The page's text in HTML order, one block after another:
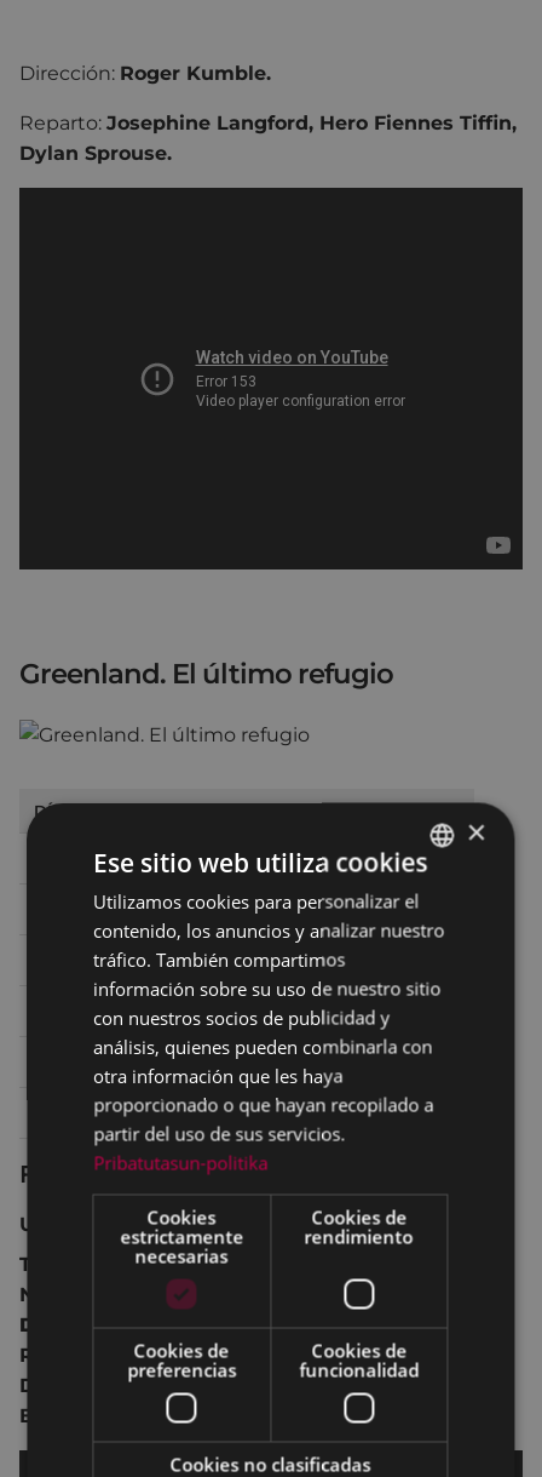
Dirección: Roger Kumble.
Reparto: Josephine Langford, Hero Fiennes Tiffin,
Dylan Sprouse.
Greenland. El último refugio
DÍA
Sábado 26 16:30 SALA 2 ARETOA
Sábado 26 19:00 TEATRO - ANTZOKIA
Sábado 26 22:30 TEATRO - ANTZOKIA
Domingo 27 17:00 SALA 2 ARETOA
Domingo 27 20:00 TEATRO - ANTZOKIA
Lunes 28 20:30 TEATRO - ANTZOKIA
Ficha técnica
USA 2020 119 min.
Thriller.
No recomendada para menores de 12 años.
Dirección:Ric Roman Waugh
Reparto:
Gerard Butler Morena Baccarin
Dale Floyd , David Denman Scott Glenn
Bronson
Brandon Quinn.
BASQUE
SPANISH
×
Ese sitio web utiliza cookies
Utilizamos cookies para personalizar el
contenido, los anuncios y analizar nuestro
tráfico. También compartimos
información sobre su uso de nuestro sitio
con nuestros socios de publicidad y
análisis, quienes pueden combinarla con
otra información que les haya
proporcionado o que hayan recopilado a
partir del uso de sus servicios.
Pribatutasun-politika
Cookies
estrictamente
necesarias
Cookies de
rendimiento
Cookies de
preferencias
Cookies de
funcionalidad
Cookies no clasificadas